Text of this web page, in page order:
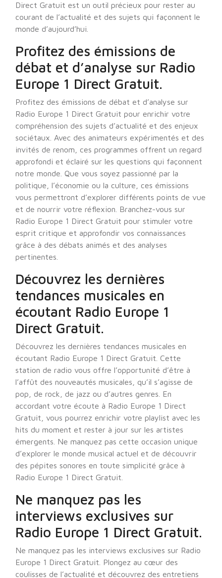
Direct Gratuit est un outil précieux pour rester au
courant de l’actualité et des sujets qui façonnent le
monde d’aujourd’hui.
Profitez des émissions de
débat et d’analyse sur Radio
Europe 1 Direct Gratuit.
Profitez des émissions de débat et d’analyse sur
Radio Europe 1 Direct Gratuit pour enrichir votre
compréhension des sujets d’actualité et des enjeux
sociétaux. Avec des animateurs expérimentés et des
invités de renom, ces programmes offrent un regard
approfondi et éclairé sur les questions qui façonnent
notre monde. Que vous soyez passionné par la
politique, l’économie ou la culture, ces émissions
vous permettront d’explorer différents points de vue
et de nourrir votre réflexion. Branchez-vous sur
Radio Europe 1 Direct Gratuit pour stimuler votre
esprit critique et approfondir vos connaissances
grâce à des débats animés et des analyses
pertinentes.
Découvrez les dernières
tendances musicales en
écoutant Radio Europe 1
Direct Gratuit.
Découvrez les dernières tendances musicales en
écoutant Radio Europe 1 Direct Gratuit. Cette
station de radio vous offre l’opportunité d’être à
l’affût des nouveautés musicales, qu’il s’agisse de
pop, de rock, de jazz ou d’autres genres. En
accordant votre écoute à Radio Europe 1 Direct
Gratuit, vous pourrez enrichir votre playlist avec les
hits du moment et rester à jour sur les artistes
émergents. Ne manquez pas cette occasion unique
d’explorer le monde musical actuel et de découvrir
des pépites sonores en toute simplicité grâce à
Radio Europe 1 Direct Gratuit.
Ne manquez pas les
interviews exclusives sur
Radio Europe 1 Direct Gratuit.
Ne manquez pas les interviews exclusives sur Radio
Europe 1 Direct Gratuit. Plongez au cœur des
coulisses de l’actualité et découvrez des entretiens